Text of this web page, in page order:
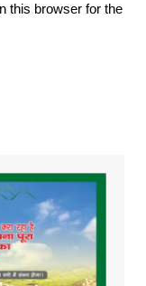
this browser for the